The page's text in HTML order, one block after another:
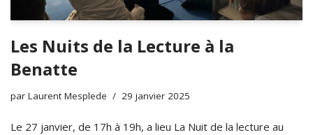
Les Nuits de la Lecture à la
Benatte
par Laurent Mesplede 29 janvier 2025
Le 27 janvier, de 17h à 19h, a lieu La Nuit de la lecture au